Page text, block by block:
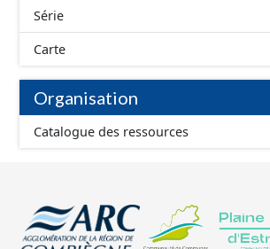
Série
Carte
Organisation
Catalogue des ressources